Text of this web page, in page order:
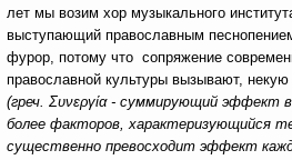
лет мы возим хор музыкального
выступающий православным
фурор, потому что сопряжение
православной культуры вызывают,
(греч. Συνεργία - суммирующий эффект
более факторов, характеризующийся
существенно превосходит эффект